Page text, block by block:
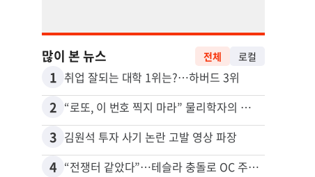
많이 본 뉴스 전체 로컬
1 취업 잘되는 대학 1위는?…하버드 3위
2 “로또, 이 번호 찍지 마라” 물리학자의 당첨금 높이는 비밀
3 김원석 투자 사기 논란 고발 영상 파장
4 “전쟁터 같았다”…테슬라 충돌로 OC 주택 4채 파손